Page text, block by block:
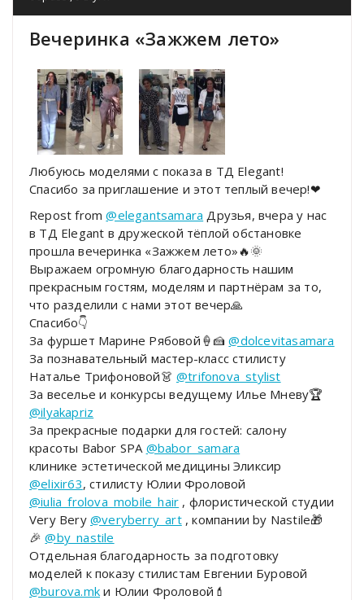
Вечеринка «Зажжем лето»
Любуюсь моделями с показа в ТД Elegant!
Спасибо за приглашение и этот теплый вечер!❤
Repost from@elegantsamara Друзья, вчера у нас
в ТД Elegant в дружеской тёплой обстановке
прошла вечеринка «Зажжем лето»🔥🌞
Выражаем огромную благодарность нашим
прекрасным гостям, моделям и партнёрам за то,
что разделили с нами этот вечер🙏
Спасибо👇
За фуршет Марине Рябовой🍦🍰@dolcevitasamara
За познавательный мастер-класс стилисту
Наталье Трифоновой👗 @trifonova_stylist
За веселье и конкурсы ведущему Илье Мневу🏆
@ilyakapriz
За прекрасные подарки для гостей: салону
красоты Babor SPA @babor_samara
клинике эстетической медицины Эликсир
@elixir63, стилисту Юлии Фроловой
@iulia_frolova_mobile_hair , флористической студии
Very Bery @veryberry_art, компании by Nastile🎁
🎉@by_nastile
Отдельная благодарность за подготовку
моделей к показу стилистам Евгении Буровой
@burova.mk и Юлии Фроловой💄